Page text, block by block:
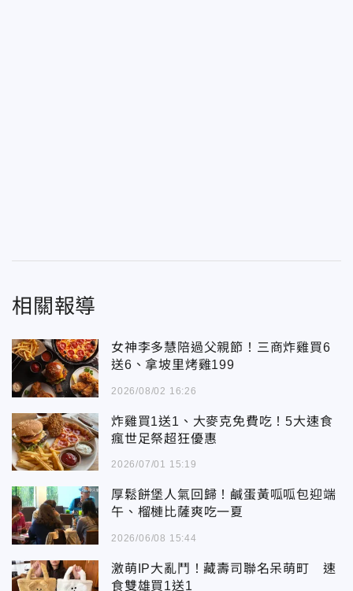
相關報導
女神李多慧陪過父親節！三商炸雞買6
送6、拿坡里烤雞199
2026/08/02 16:26
炸雞買1送1、大麥克免費吃！5大速食
瘋世足祭超狂優惠
2026/07/01 15:19
厚鬆餅堡人氣回歸！鹹蛋黃呱呱包迎端
午、榴槤比薩爽吃一夏
2026/06/08 15:44
激萌IP大亂鬥！藏壽司聯名呆萌町 速
食雙雄買1送1